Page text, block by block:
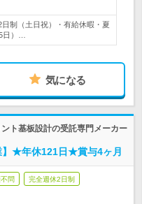
制（土日祝）・有給休暇・夏
日）…
気になる
ト基板設計の受託専門メーカー
】★年休121日★賞与4ヶ月
問 完全週休2日制